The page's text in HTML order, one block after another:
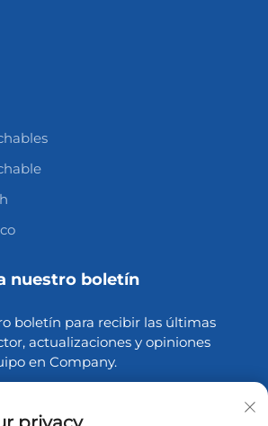
nuestro boletín
boletín para recibir las últimas
actualizaciones y opiniones
en Company.